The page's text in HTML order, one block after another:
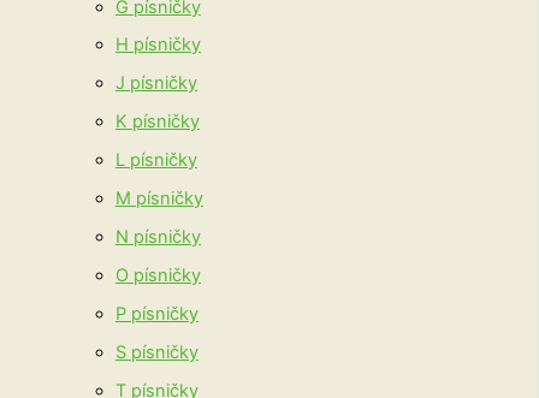
G písničky
H písničky
J písničky
K písničky
L písničky
M písničky
N písničky
O písničky
P písničky
S písničky
T písničky